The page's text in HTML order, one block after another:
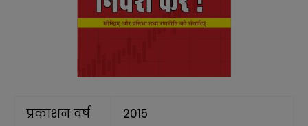
प्रकाशन वर्ष 2015